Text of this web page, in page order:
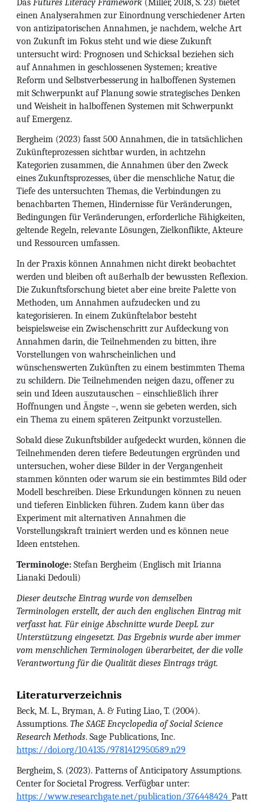
einen Analyserahmen zur Einordnung verschiedener Arten
von antizipatorischen Annahmen, je nachdem, welche Art
von Zukunft im Fokus steht und wie diese Zukunft
untersucht wird: Prognosen und Schicksal beziehen sich
auf Annahmen in geschlossenen Systemen; kreative
Reform und Selbstverbesserung in halboffenen Systemen
mit Schwerpunkt auf Planung sowie strategisches Denken
und Weisheit in halboffenen Systemen mit Schwerpunkt
auf Emergenz.
Bergheim (2023) fasst 500 Annahmen, die in tatsächlichen
Zukünfteprozessen sichtbar wurden, in achtzehn
Kategorien zusammen, die Annahmen über den Zweck
eines Zukunftsprozesses, über die menschliche Natur, die
Tiefe des untersuchten Themas, die Verbindungen zu
benachbarten Themen, Hindernisse für Veränderungen,
Bedingungen für Veränderungen, erforderliche Fähigkeiten,
geltende Regeln, relevante Lösungen, Zielkonflikte, Akteure
und Ressourcen umfassen.
In der Praxis können Annahmen nicht direkt beobachtet
werden und bleiben oft außerhalb der bewussten Reflexion.
Die Zukunftsforschung bietet aber eine breite Palette von
Methoden, um Annahmen aufzudecken und zu
kategorisieren. In einem Zukünftelabor besteht
beispielsweise ein Zwischenschritt zur Aufdeckung von
Annahmen darin, die Teilnehmenden zu bitten, ihre
Vorstellungen von wahrscheinlichen und
wünschenswerten Zukünften zu einem bestimmten Thema
zu schildern. Die Teilnehmenden neigen dazu, offener zu
sein und Ideen auszutauschen – einschließlich ihrer
Hoffnungen und Ängste –, wenn sie gebeten werden, sich
ein Thema zu einem späteren Zeitpunkt vorzustellen.
Sobald diese Zukunftsbilder aufgedeckt wurden, können die
Teilnehmenden deren tiefere Bedeutungen ergründen und
untersuchen, woher diese Bilder in der Vergangenheit
stammen könnten oder warum sie ein bestimmtes Bild oder
Modell beschreiben. Diese Erkundungen können zu neuen
und tieferen Einblicken führen. Zudem kann über das
Experiment mit alternativen Annahmen die
Vorstellungskraft trainiert werden und es können neue
Ideen entstehen.
Terminologe: Stefan Bergheim (Englisch mit Irianna
Lianaki Dedouli)
Dieser deutsche Eintrag wurde von demselben
Terminologen erstellt, der auch den englischen Eintrag mit
verfasst hat. Für einige Abschnitte wurde DeepL zur
Unterstützung eingesetzt. Das Ergebnis wurde aber immer
vom menschlichen Terminologen überarbeitet, der die volle
Verantwortung für die Qualität dieses Eintrags trägt.
Literaturverzeichnis
Beck, M. L., Bryman, A. & Futing Liao, T. (2004).
Assumptions. The SAGE Encyclopedia of Social Science
Research Methods. Sage Publications, Inc.
https://doi.org/10.4135/9781412950589.n29
Bergheim, S. (2023). Patterns of Anticipatory Assumptions.
Center for Societal Progress. Verfügbar unter:
https://www.researchgate.net/publication/376448424 _Patt